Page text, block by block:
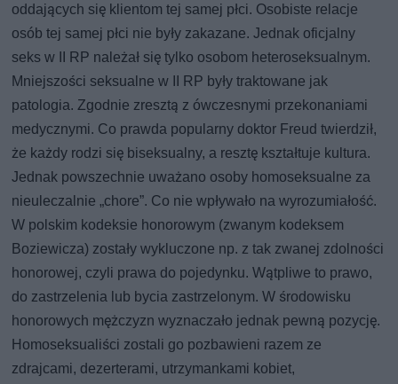
oddających się klientom tej samej płci. Osobiste relacje
osób tej samej płci nie były zakazane. Jednak oficjalny
seks w II RP należał się tylko osobom heteroseksualnym.
Mniejszości seksualne w II RP były traktowane jak
patologia. Zgodnie zresztą z ówczesnymi przekonaniami
medycznymi. Co prawda popularny doktor Freud twierdził,
że każdy rodzi się biseksualny, a resztę kształtuje kultura.
Jednak powszechnie uważano osoby homoseksualne za
nieuleczalnie „chore”. Co nie wpływało na wyrozumiałość.
W polskim kodeksie honorowym (zwanym kodeksem
Boziewicza) zostały wykluczone np. z tak zwanej zdolności
honorowej, czyli prawa do pojedynku. Wątpliwe to prawo,
do zastrzelenia lub bycia zastrzelonym. W środowisku
honorowych mężczyzn wyznaczało jednak pewną pozycję.
Homoseksualiści zostali go pozbawieni razem ze
zdrajcami, dezerterami, utrzymankami kobiet,